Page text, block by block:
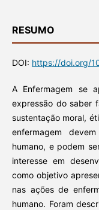
RESUMO
DOI: https://doi.org/
A Enfermagem se
expressão do saber
sustentação moral,
enfermagem
humano, e podem
interesse em
como objetivo
nas ações de
humano. Foram